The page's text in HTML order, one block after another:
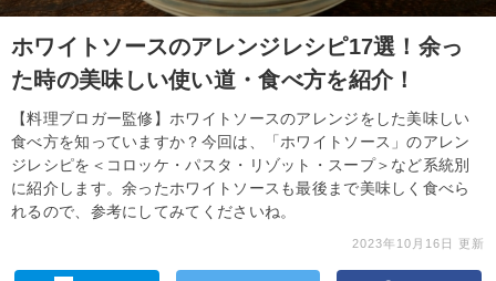
ホワイトソースのアレンジレシピ17選！余っ
た時の美味しい使い道・食べ方を紹介！
【料理ブロガー監修】ホワイトソースのアレンジをした美味しい
食べ方を知っていますか？今回は、「ホワイトソース」のアレン
ジレシピを＜コロッケ・パスタ・リゾット・スープ＞など系統別
に紹介します。余ったホワイトソースも最後まで美味しく食べら
れるので、参考にしてみてくださいね。
2023年10月16日 更新